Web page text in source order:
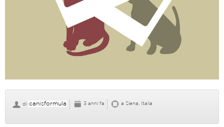
di canisformula 3 anni fa a Siena, Italia